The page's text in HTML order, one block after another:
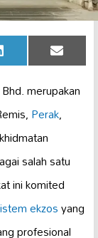
Share
on
LinkedIn Share
on
Email
merupakan
Perak,
salah satu
ini komited
ekzosyang
profesional